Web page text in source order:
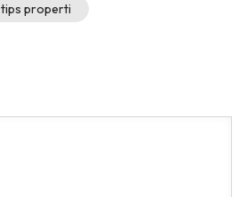
tips properti